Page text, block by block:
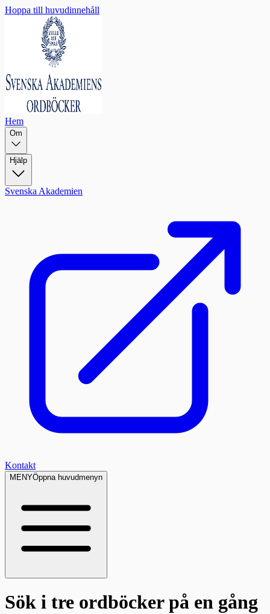
Hoppa till huvudinnehåll
Hem
Om
Hjälp
Svenska Akademien
Kontakt
MENYÖppna huvudmenyn
Sök i tre ordböckerpå en gång